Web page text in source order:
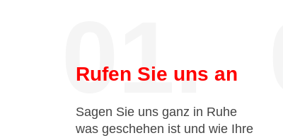
01.
Rufen Sie uns an
Sagen Sie uns ganz in Ruhe
was geschehen ist und wie Ihre